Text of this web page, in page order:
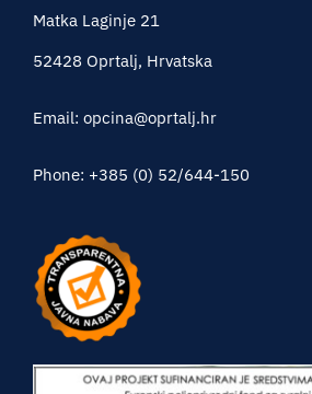
Matka Laginje 21
52428 Oprtalj, Hrvatska
Email: opcina@oprtalj.hr
Phone: +385 (0) 52/644-150